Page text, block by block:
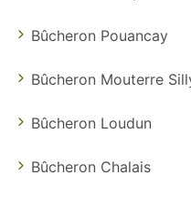
Bûcheron Pouancay
Bûcheron Mouterre
Bûcheron Loudun
Bûcheron Chalais